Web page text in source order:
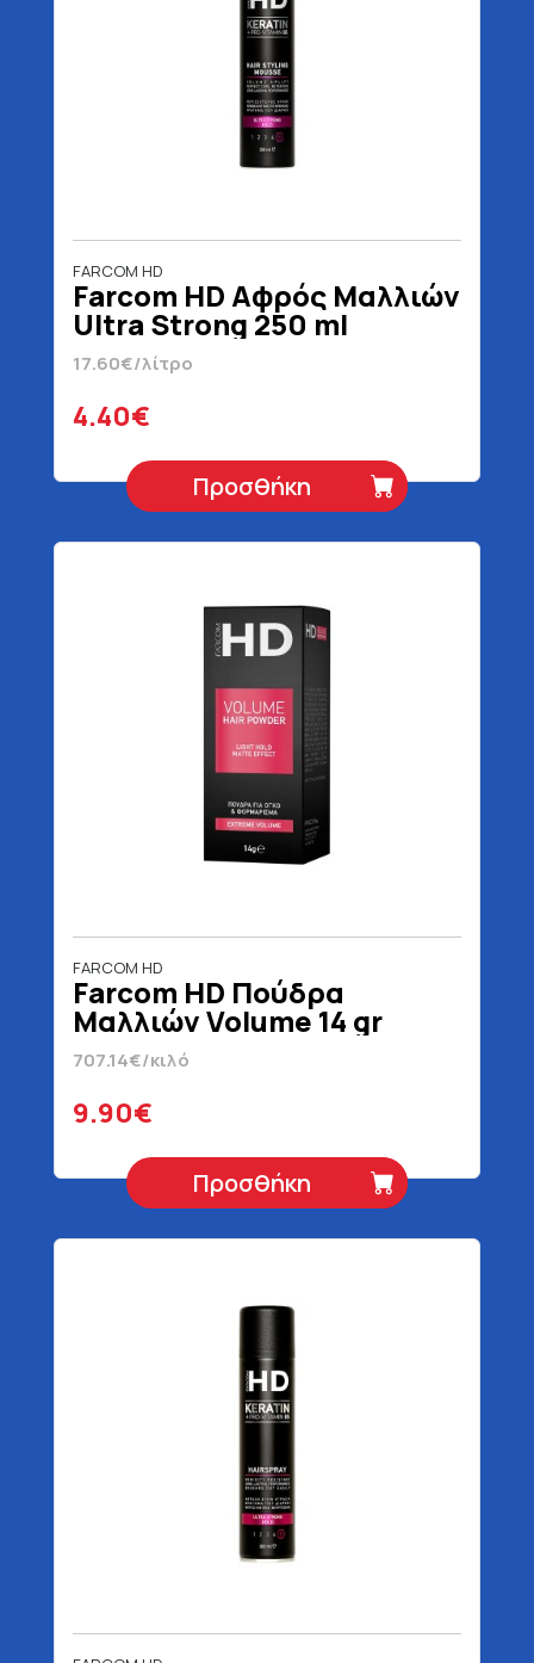
FARCOM HD
Farcom HD Αφρός Μαλλιών
Ultra Strong 250 ml
17.60€/λίτρο
4.40€
Προσθήκη
FARCOM HD
Farcom HD Πούδρα
Μαλλιών Volume 14 gr
707.14€/κιλό
9.90€
Προσθήκη